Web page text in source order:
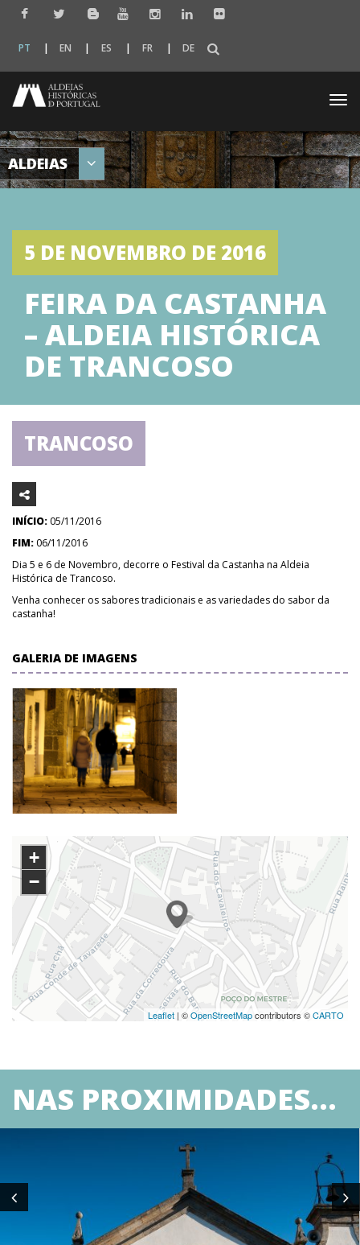
PT EN ES FR DE
ALDEIAS
5 DE NOVEMBRO DE 2016
FEIRA DA CASTANHA
– ALDEIA HISTÓRICA
DE TRANCOSO
TRANCOSO
INÍCIO: 05/11/2016
FIM: 06/11/2016
Dia 5 e 6 de Novembro, decorre o Festival da Castanha na Aldeia
Histórica de Trancoso.
Venha conhecer os sabores tradicionais e as variedades do sabor da
castanha!
GALERIA DE IMAGENS
+
−
Leaflet | ©OpenStreetMapcontributors ©CARTO
NAS PROXIMIDADES...